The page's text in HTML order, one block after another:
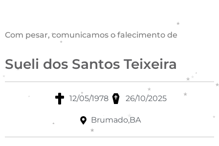
Com pesar, comunicamos o falecimento de
Sueli dos Santos Teixeira
12/05/1978 26/10/2025
Brumado,BA